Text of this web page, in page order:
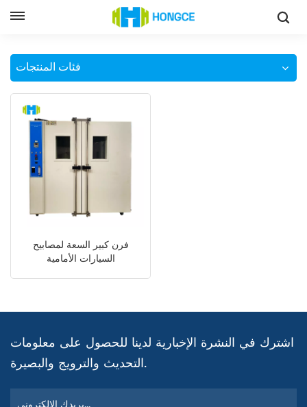
وطن غرفة اختبار إضاءة السيارة
فئات المنتجات
فرن كبير السعة لمصابيح
السيارات الأمامية
اشترك في النشرة الإخبارية لدينا للحصول على معلومات
التحديث والترويج والبصيرة.